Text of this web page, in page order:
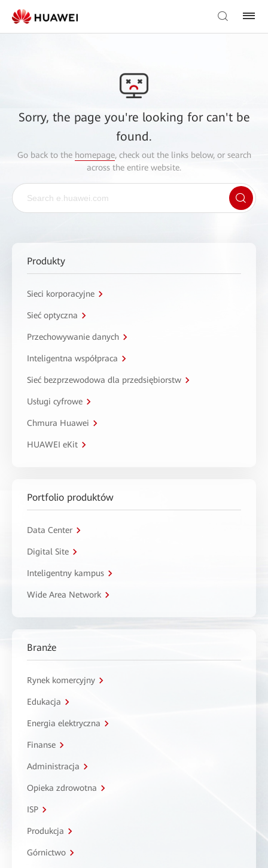
Sorry, the page you're looking for can't be
found.
Go back to the homepage, check out the links below, or search
across the entire website.
Produkty
Sieci korporacyjne
Sieć optyczna
Przechowywanie danych
Inteligentna współpraca
Sieć bezprzewodowa dla przedsiębiorstw
Usługi cyfrowe
Chmura Huawei
HUAWEI eKit
Portfolio produktów
Data Center
Digital Site
Inteligentny kampus
Wide Area Network
Branże
Rynek komercyjny
Edukacja
Energia elektryczna
Finanse
Administracja
Opieka zdrowotna
ISP
Produkcja
Górnictwo